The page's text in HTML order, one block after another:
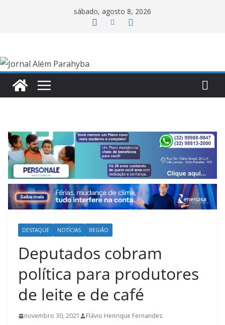
sábado, agosto 8, 2026
DESTAQUE NOTÍCIAS REGIÃO
Deputados cobram
política para produtores
de leite e de café
novembro 30, 2021 Flávio Henrique Fernandes